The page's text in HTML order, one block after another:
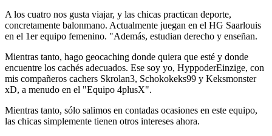
A los cuatro nos gusta viajar, y las chicas practican deporte,
concretamente balonmano. Actualmente juegan en el HG Saarlouis
en el 1er equipo femenino. "Además, estudian derecho y enseñan.
Mientras tanto, hago geocaching donde quiera que esté y donde
encuentre los cachés adecuados. Ese soy yo, HyppoderEinzige, con
mis compañeros cachers Skrolan3, Schokokeks99 y Keksmonster
xD, a menudo en el "Equipo 4plusX".
Mientras tanto, sólo salimos en contadas ocasiones en este equipo,
las chicas simplemente tienen otros intereses ahora.